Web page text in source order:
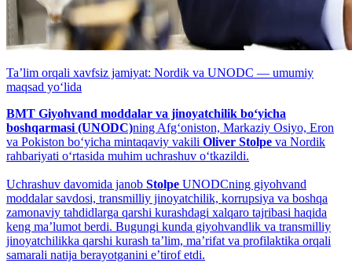
Taʼlim orqali xavfsiz jamiyat: Nordik va UNODC — umumiy
maqsad yo‘lida
BMT Giyohvand moddalar va jinoyatchilik bo‘yicha
boshqarmasi (UNODC)ning Afg‘oniston, Markaziy Osiyo, Eron
va Pokiston bo‘yicha mintaqaviy vakili Oliver Stolpe va Nordik
rahbariyati o‘rtasida muhim uchrashuv o‘tkazildi.
Uchrashuv davomida janob Stolpe UNODCning giyohvand
moddalar savdosi, transmilliy jinoyatchilik, korrupsiya va boshqa
zamonaviy tahdidlarga qarshi kurashdagi xalqaro tajribasi haqida
keng maʼlumot berdi. Bugungi kunda giyohvandlik va transmilliy
jinoyatchilikka qarshi kurash taʼlim, maʼrifat va profilaktika orqali
samarali natija berayotganini eʼtirof etdi.